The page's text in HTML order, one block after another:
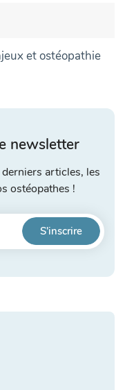
et ostéopathie
newsletter
articles, les
ostéopathes !